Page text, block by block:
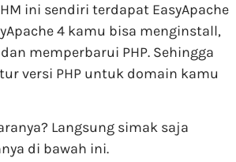
ini sendiri terdapat EasyApache
4 kamu bisa menginstall,
memperbarui PHP. Sehingga
versi PHP untuk domain kamu
Langsung simak saja
di bawah ini.